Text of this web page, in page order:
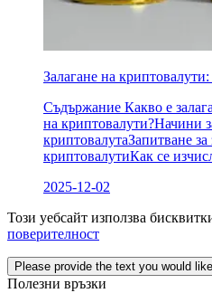
Залагане на
Съдържание Какво е
на криптовалути?Начини
криптовалутаЗапитване за
криптовалутиКак се
2025-12-02
Този уебсайт използва
поверителност
Please provide the text you would
Полезни връзки